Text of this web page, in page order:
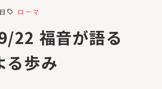
sell ローマ
22 福音が語る
る歩み